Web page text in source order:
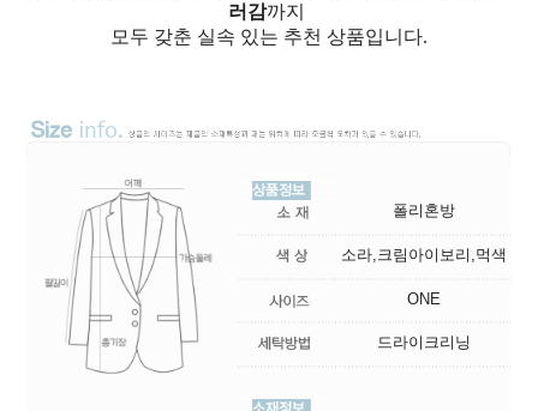
러감까지
모두 갖춘 실속 있는 추천 상품입니다.
폴리혼방
소라,크림아이보리,먹색
ONE
드라이크리닝